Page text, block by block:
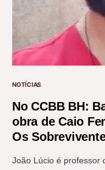
NOTÍCIAS
No CCBB BH:
obra de Caio
Os
João Lúcio é professor